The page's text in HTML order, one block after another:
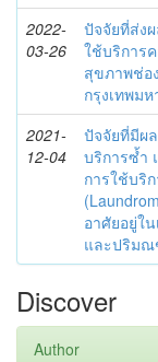
2022-
03-26
ปัจจัยที่ส่ง
ใช้บริการ
สุขภาพช่อ
กรุงเทพม
2021-
12-04
ปัจจัยที่มีผ
บริการซ้ำ
การใช้บริ
อาศัยอยู่ใ
และปริม
Discover
Author